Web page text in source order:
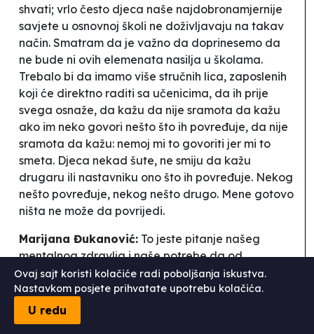
shvati; vrlo često djeca naše najdobronamjernije
savjete u osnovnoj školi ne doživljavaju na takav
način. Smatram da je važno da doprinesemo da
ne bude ni ovih elemenata nasilja u školama.
Trebalo bi da imamo više stručnih lica, zaposlenih
koji će direktno raditi sa učenicima, da ih prije
svega osnaže, da kažu da nije sramota da kažu
ako im neko govori nešto što ih povređuje, da nije
sramota da kažu: nemoj mi to govoriti jer mi to
smeta. Djeca nekad šute, ne smiju da kažu
drugaru ili nastavniku ono što ih povređuje. Nekog
nešto povređuje, nekog nešto drugo. Mene gotovo
ništa ne može da povrijedi.
Marijana Đukanović: To jeste pitanje našeg
mentalnog zdravlja i naše potrebe da od
najranijih uzrasta vodimo računa o mentalnom
zdravlju. Kako djece tako i nas samih. Ako si
prepoznao da ti nešto ne godi, trebao bi da znaš i
treba neko da te nauči i da to verbalizuješ, da to
Ovaj sajt koristi kolačiće radi poboljšanja iskustva.
Nastavkom posjete prihvatate upotrebu kolačića.
U redu